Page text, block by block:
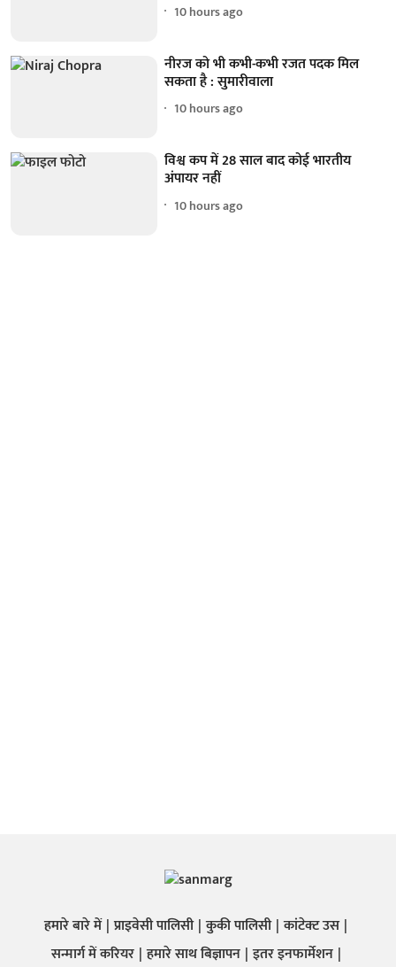
10 hours ago
नीरज को भी कभी-कभी रजत पदक मिल
सकता है : सुमारीवाला
10 hours ago
विश्व कप में 28 साल बाद कोई भारतीय
अंपायर नहीं
10 hours ago
हमारे बारे में प्राइवेसी पालिसी कुकी पालिसी कांटेक्ट उस
सन्मार्ग में करियर हमारे साथ बिज्ञापन इतर इनफार्मेशन